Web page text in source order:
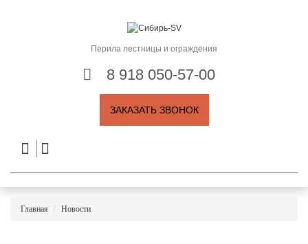
Перила лестницы и ограждения
8 918 050-57-00
ЗАКАЗАТЬ ЗВОНОК
Главная Новости